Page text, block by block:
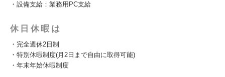
・設備支給：業務用PC支給
休日休暇は
・完全週休2日制
・特別休暇制度(月2日まで自由に取得可能)
・年末年始休暇制度